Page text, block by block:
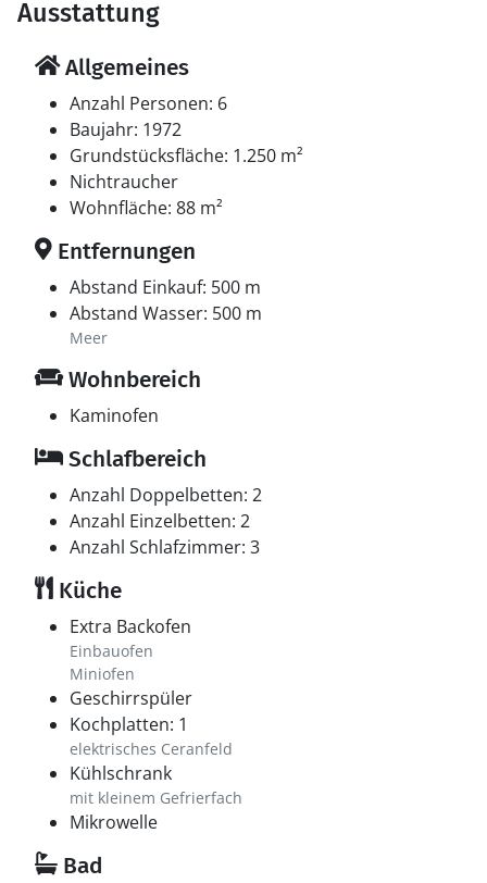
Ausstattung
Allgemeines
Anzahl Personen: 6
Baujahr: 1972
Grundstücksfläche: 1.250 m²
Nichtraucher
Wohnfläche: 88 m²
Entfernungen
Abstand Einkauf: 500 m
Abstand Wasser: 500 m
Meer
Wohnbereich
Kaminofen
Schlafbereich
Anzahl Doppelbetten: 2
Anzahl Einzelbetten: 2
Anzahl Schlafzimmer: 3
Küche
Extra Backofen
Einbauofen
Miniofen
Geschirrspüler
Kochplatten: 1
elektrisches Ceranfeld
Kühlschrank
mit kleinem Gefrierfach
Mikrowelle
Bad